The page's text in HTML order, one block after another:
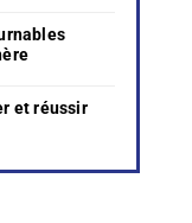
et réussir